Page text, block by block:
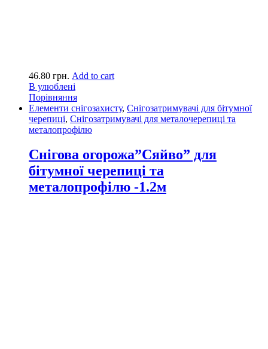
46.80 грн. Add to cart
В улюблені
Порівняння
Елементи снігозахисту, Снігозатримувачі для бітумної
черепиці, Снігозатримувачі для металочерепиці та
металопрофілю
Снігова огорожа”Сяйво” для
бітумної черепиці та
металопрофілю -1.2м